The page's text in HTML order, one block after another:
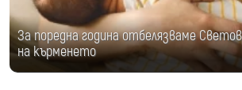
За поредна година отбелязваме
на кърменето